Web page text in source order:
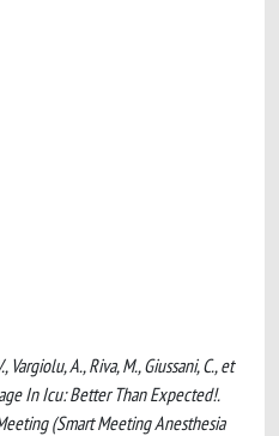
Vargiolu, A., Riva, M., Giussani, C., et
In Icu: Better Than Expected!.
(Smart Meeting Anesthesia